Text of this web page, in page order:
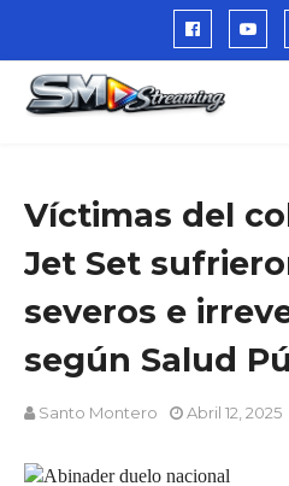
Víctimas del
Jet Set
severos e
según Salud
Santo Montero Abril 12, 2025